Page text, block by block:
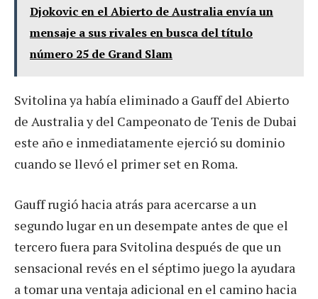
Djokovic en el Abierto de Australia envía un
mensaje a sus rivales en busca del título
número 25 de Grand Slam
Svitolina ya había eliminado a Gauff del Abierto
de Australia y del Campeonato de Tenis de Dubai
este año e inmediatamente ejerció su dominio
cuando se llevó el primer set en Roma.
Gauff rugió hacia atrás para acercarse a un
segundo lugar en un desempate antes de que el
tercero fuera para Svitolina después de que un
sensacional revés en el séptimo juego la ayudara
a tomar una ventaja adicional en el camino hacia